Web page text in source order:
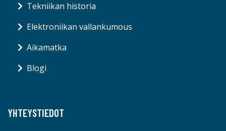
Tekniikan historia
Elektroniikan vallankumous
Aikamatka
Blogi
YHTEYSTIEDOT